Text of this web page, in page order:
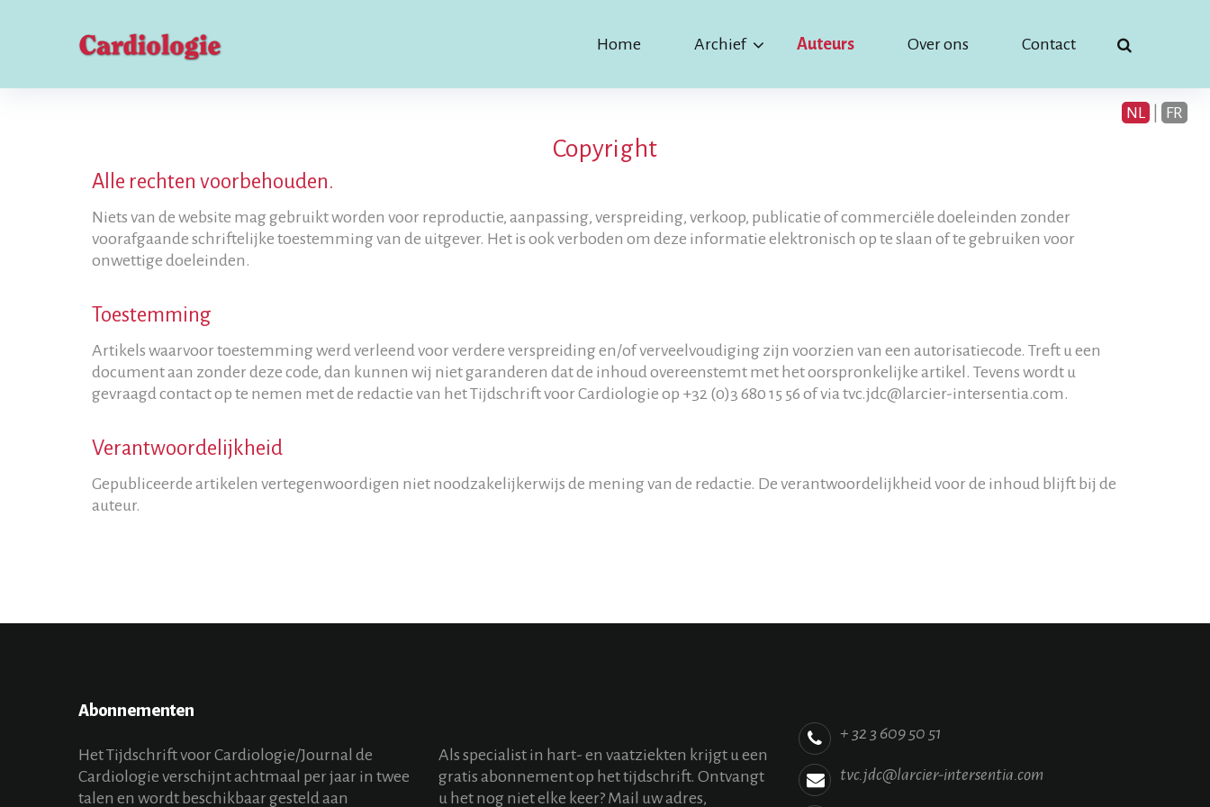
Home Archief Auteurs Over ons Contact
NL FR
Copyright
Alle rechten voorbehouden.
Niets van de website mag gebruikt worden voor reproductie, aanpassing, verspreiding, verkoop, publicatie of commerciële doeleinden zonder
voorafgaande schriftelijke toestemming van de uitgever. Het is ook verboden om deze informatie elektronisch op te slaan of te gebruiken voor
onwettige doeleinden.
Toestemming
Artikels waarvoor toestemming werd verleend voor verdere verspreiding en/of verveelvoudiging zijn voorzien van een autorisatiecode. Treft u een
document aan zonder deze code, dan kunnen wij niet garanderen dat de inhoud overeenstemt met het oorspronkelijke artikel. Tevens wordt u
gevraagd contact op te nemen met de redactie van het Tijdschrift voor Cardiologie op +32 (0)3 680 15 56 of via tvc.jdc@larcier-intersentia.com.
Verantwoordelijkheid
Gepubliceerde artikelen vertegenwoordigen niet noodzakelijkerwijs de mening van de redactie. De verantwoordelijkheid voor de inhoud blijft bij de
auteur.
contact
Abonnementen
Het Tijdschrift voor Cardiologie/Journal de
Cardiologie verschijnt achtmaal per jaar in twee
talen en wordt beschikbaar gesteld aan
Als specialist in hart- en vaatziekten krijgt u een
gratis abonnement op het tijdschrift. Ontvangt
u het nog niet elke keer? Mail uw adres,
+ 32 3 609 50 51
tvc.jdc@larcier-intersentia.com